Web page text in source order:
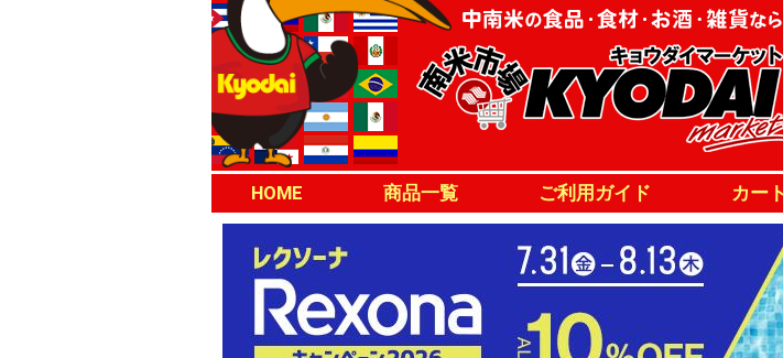
HOME 商品一覧 ご利用ガイド カー